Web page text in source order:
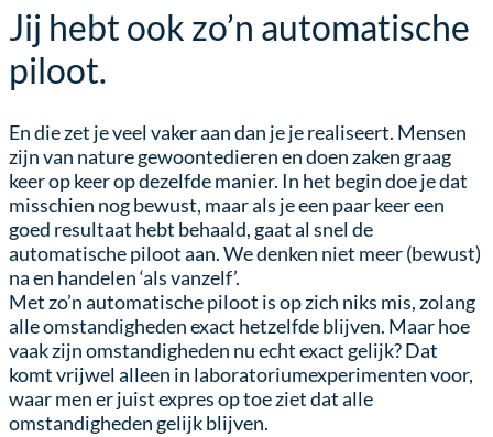
Jij hebt ook zo’n automatische
piloot.
En die zet je veel vaker aan dan je je realiseert. Mensen
zijn van nature gewoontedieren en doen zaken graag
keer op keer op dezelfde manier. In het begin doe je dat
misschien nog bewust, maar als je een paar keer een
goed resultaat hebt behaald, gaat al snel de
automatische piloot aan. We denken niet meer (bewust)
na en handelen ‘als vanzelf’.
Met zo’n automatische piloot is op zich niks mis, zolang
alle omstandigheden exact hetzelfde blijven. Maar hoe
vaak zijn omstandigheden nu echt exact gelijk? Dat
komt vrijwel alleen in laboratoriumexperimenten voor,
waar men er juist expres op toe ziet dat alle
omstandigheden gelijk blijven.